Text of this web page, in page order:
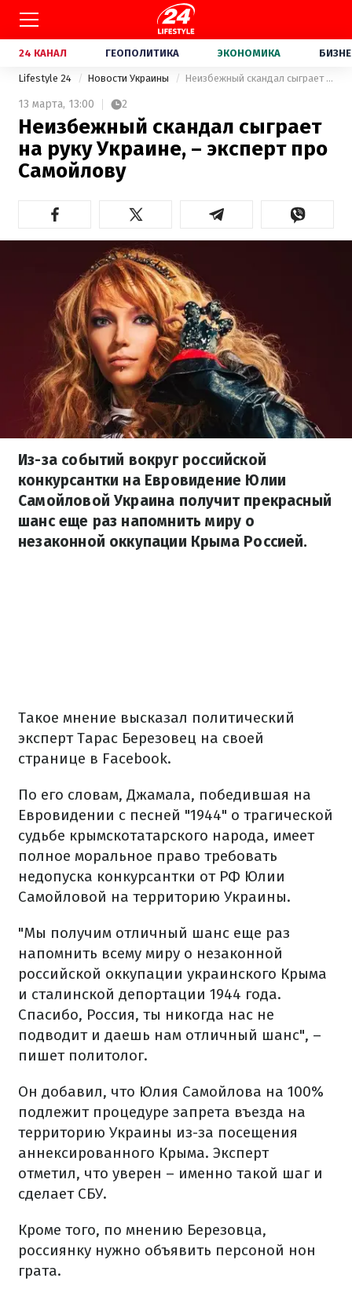
24 КАНАЛ ГЕОПОЛИТИКА ЭКОНОМИКА
Lifestyle 24 Новости Украины Неизбежный скандал сыграет на руку Украине, – эксперт про Самойлову
13 марта, 13:00 2
Неизбежный скандал сыграет
на руку Украине, – эксперт про
Самойлову
Из-за событий вокруг российской
конкурсантки на Евровидение Юлии
Самойловой Украина получит прекрасный
шанс еще раз напомнить миру о
незаконной оккупации Крыма Россией.
Такое мнение высказал политический
эксперт Тарас Березовец на своей
странице в Facebook.
По его словам, Джамала, победившая на
Евровидении с песней "1944" о трагической
судьбе крымскотатарского народа, имеет
полное моральное право требовать
недопуска конкурсантки от РФ Юлии
Самойловой на территорию Украины.
"Мы получим отличный шанс еще раз
напомнить всему миру о незаконной
российской оккупации украинского Крыма
и сталинской депортации 1944 года.
Спасибо, Россия, ты никогда нас не
подводит и даешь нам отличный шанс", –
пишет политолог.
Он добавил, что Юлия Самойлова на 100%
подлежит процедуре запрета въезда на
территорию Украины из-за посещения
аннексированного Крыма. Эксперт
отметил, что уверен – именно такой шаг и
сделает СБУ.
Кроме того, по мнению Березовца,
россиянку нужно объявить персоной нон
грата.